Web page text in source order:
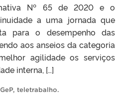
Nº 65 de 2020 e o
a uma jornada que
para o desempenho das
aos anseios da categoria
agilidade os serviços
interna, […]
, teletrabalho.